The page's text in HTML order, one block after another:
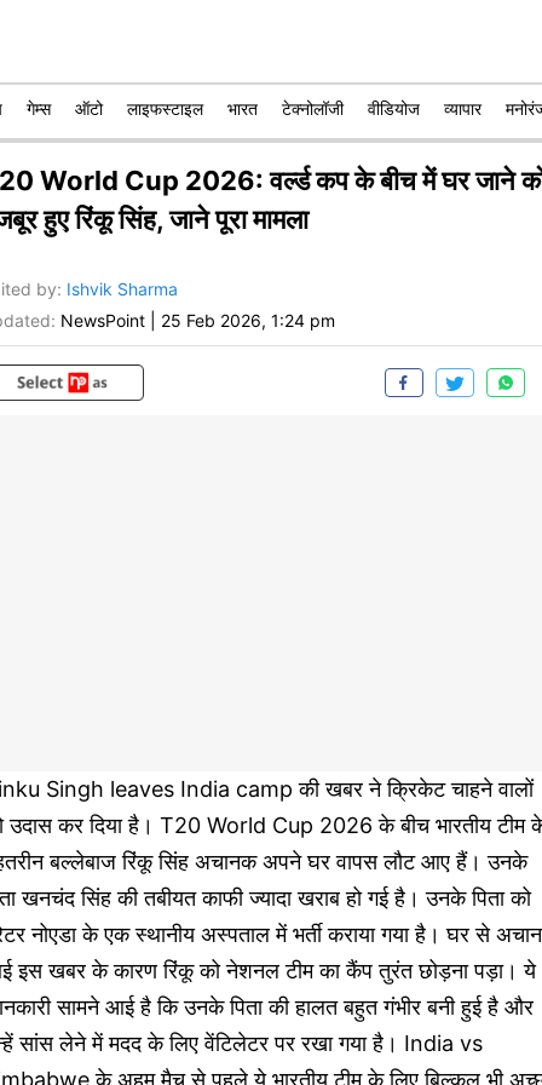
गेम्स ऑटो लाइफस्टाइल भारत टेक्नोलॉजी वीडियोज व्यापार
World Cup 2026: वर्ल्ड कप के बीच में घर जाने
हुए रिंकू सिंह, जाने पूरा मामला
by: Ishvik Sharma
NewsPoint 25 Feb 2026, 1:24 pm
Singh leaves India camp की खबर ने क्रिकेट चाहने वालों
उदास कर दिया है। T20 World Cup 2026 के बीच भारतीय टीम
बल्लेबाज रिंकू सिंह अचानक अपने घर वापस लौट आए हैं। उनके
खनचंद सिंह की तबीयत काफी ज्यादा खराब हो गई है। उनके पिता को
नोएडा के एक स्थानीय अस्पताल में भर्ती कराया गया है। घर से
इस खबर के कारण रिंकू को नेशनल टीम का कैंप तुरंत छोड़ना पड़ा। ये
सामने आई है कि उनके पिता की हालत बहुत गंभीर बनी हुई है और
सांस लेने में मदद के लिए वेंटिलेटर पर रखा गया है। India vs
के अहम मैच से पहले ये भारतीय टीम के लिए बिल्कुल भी